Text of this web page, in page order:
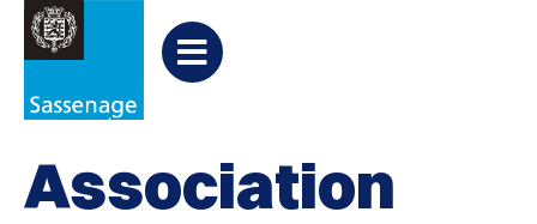
Aller à la recherche
PARTAGER 
Partager
sur
Association